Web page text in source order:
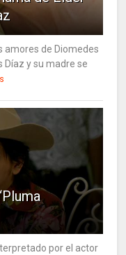
amores de Diomedes
Díaz y su madre se
por el actor